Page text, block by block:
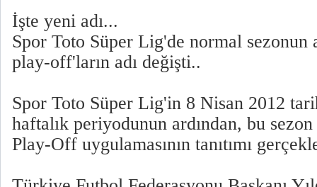
İşte yeni adı...
Spor Toto Süper Lig'de normal sezonun
play-off'ların adı değişti..
Spor Toto Süper Lig'in 8 Nisan 2012
haftalık periyodunun ardından, bu
Play-Off uygulamasının tanıtımı